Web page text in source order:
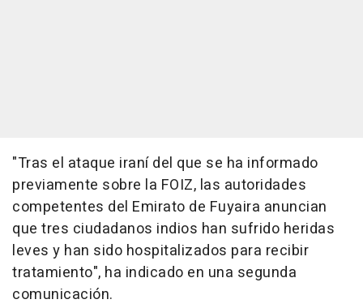
"Tras el ataque iraní del que se ha informado
previamente sobre la FOIZ, las autoridades
competentes del Emirato de Fuyaira anuncian
que tres ciudadanos indios han sufrido heridas
leves y han sido hospitalizados para recibir
tratamiento", ha indicado en una segunda
comunicación.